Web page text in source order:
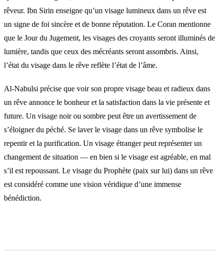
rêveur. Ibn Sirin enseigne qu’un visage lumineux dans un rêve est
un signe de foi sincère et de bonne réputation. Le Coran mentionne
que le Jour du Jugement, les visages des croyants seront illuminés de
lumière, tandis que ceux des mécréants seront assombris. Ainsi,
l’état du visage dans le rêve reflète l’état de l’âme.
Al-Nabulsi précise que voir son propre visage beau et radieux dans
un rêve annonce le bonheur et la satisfaction dans la vie présente et
future. Un visage noir ou sombre peut être un avertissement de
s’éloigner du péché. Se laver le visage dans un rêve symbolise le
repentir et la purification. Un visage étranger peut représenter un
changement de situation — en bien si le visage est agréable, en mal
s’il est repoussant. Le visage du Prophète (paix sur lui) dans un rêve
est considéré comme une vision véridique d’une immense
bénédiction.